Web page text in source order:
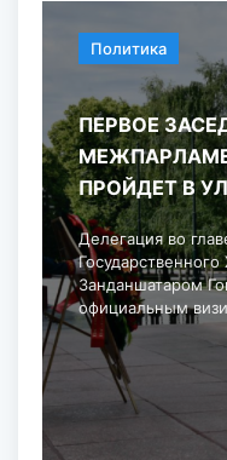
Политика
ПЕРВОЕ
ПРОЙДЕТ В
Делегация во
Занданшатаром
официальным